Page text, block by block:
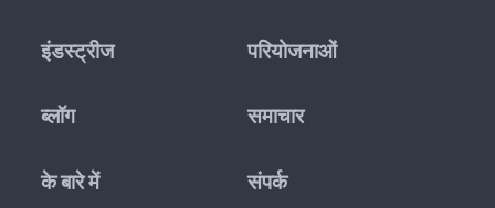
इंडस्ट्रीज परियोजनाओं
ब्लॉग समाचार
के बारे में संपर्क